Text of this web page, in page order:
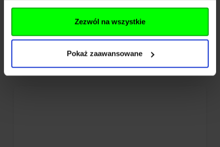
Zezwól na wszystkie
Pokaż zaawansowane
Więcej z KORE